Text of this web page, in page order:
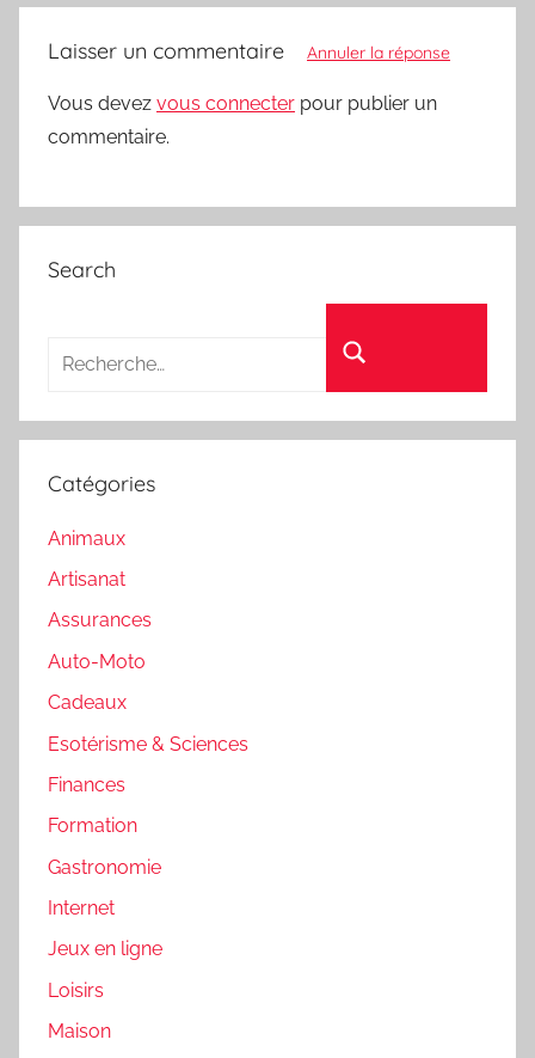
Laisser un commentaire Annuler la réponse
Vous devez vous connecter pour publier un
commentaire.
Search
Catégories
Animaux
Artisanat
Assurances
Auto-Moto
Cadeaux
Esotérisme & Sciences
Finances
Formation
Gastronomie
Internet
Jeux en ligne
Loisirs
Maison